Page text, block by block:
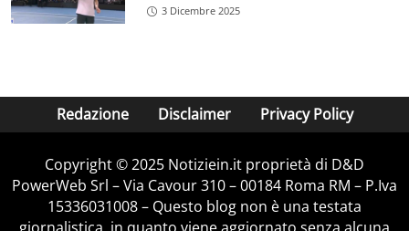
3 Dicembre 2025
Redazione Disclaimer Privacy Policy
Copyright © 2025 Notiziein.it proprietà di D&D
PowerWeb Srl – Via Cavour 310 – 00184 Roma RM – P.Iva
15336031008 – Questo blog non è una testata